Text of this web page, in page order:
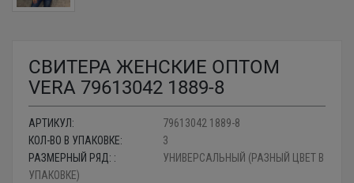
СВИТЕРА ЖЕНСКИЕ ОПТОМ
VERA 79613042 1889-8
АРТИКУЛ:
79613042 1889-8
КОЛ-ВО В УПАКОВКЕ:
3
РАЗМЕРНЫЙ РЯД: :
УНИВЕРСАЛЬНЫЙ (РАЗНЫЙ ЦВЕТ В
УПАКОВКЕ)